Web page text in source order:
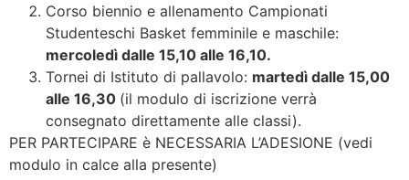
Corso biennio e allenamento Campionati
Studenteschi Basket femminile e maschile:
mercoledì dalle 15,10 alle 16,10.
Tornei di Istituto di pallavolo: martedì dalle 15,00
alle 16,30 (il modulo di iscrizione verrà
consegnato direttamente alle classi).
PER PARTECIPARE è NECESSARIA L’ADESIONE (vedi
modulo in calce alla presente)